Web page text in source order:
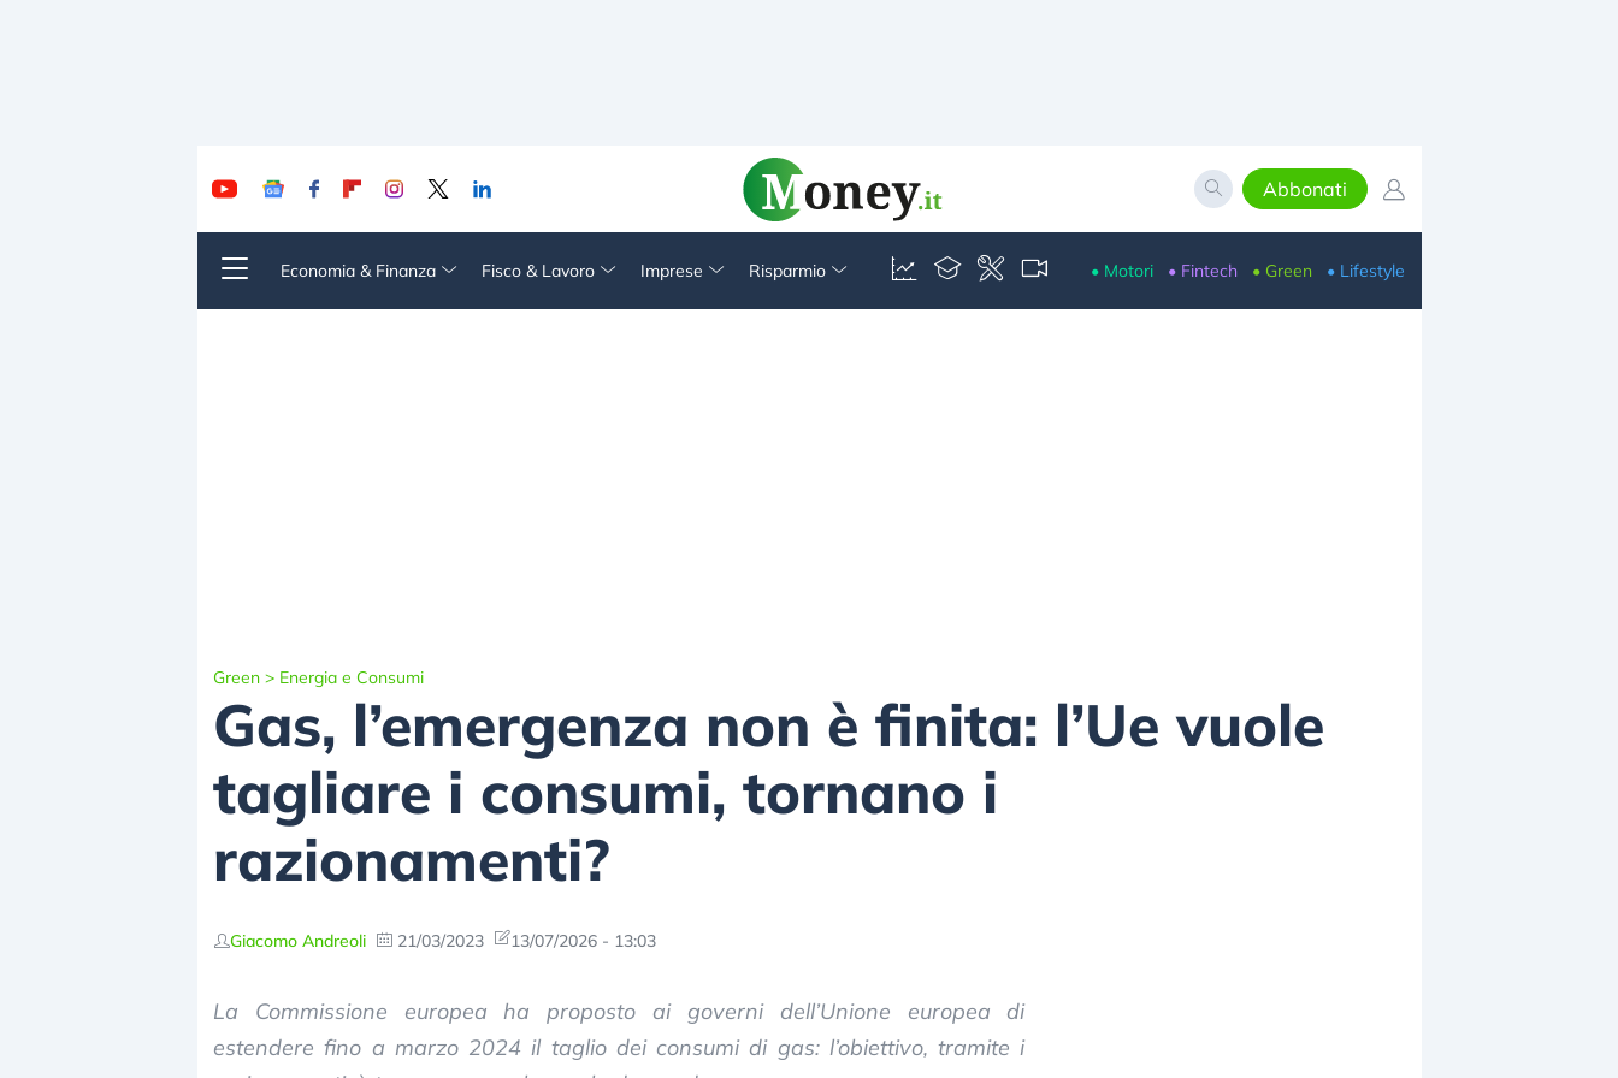
Abbonati
Economia & Finanza Fisco & Lavoro Imprese Risparmio • Motori • Fintech • Green • Lifestyle
Green > Energia e Consumi
Gas, l’emergenza non è finita: l’Ue vuole
tagliare i consumi, tornano i
razionamenti?
Giacomo Andreoli 21/03/2023 13/07/2026 - 13:03
La Commissione europea ha proposto ai governi dell’Unione europea di
estendere fino a marzo 2024 il taglio dei consumi di gas: l’obiettivo, tramite i